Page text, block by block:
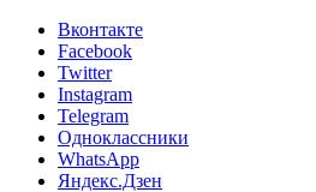
Вконтакте
Facebook
Twitter
Instagram
Telegram
Одноклассники
WhatsApp
Яндекс.Дзен